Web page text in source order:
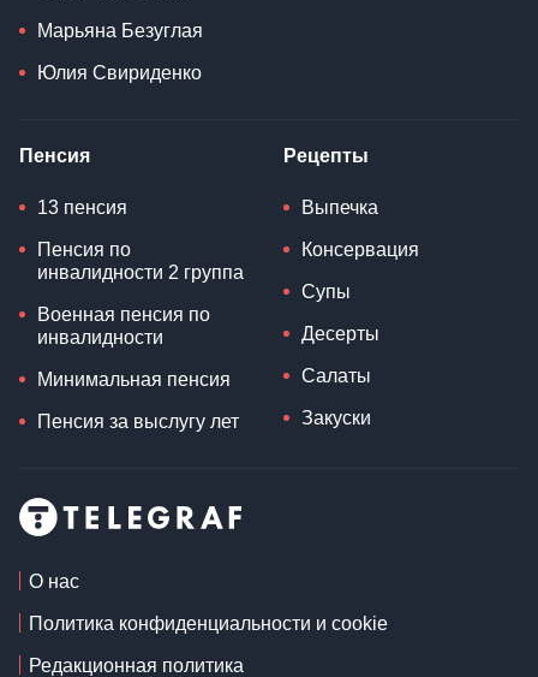
Марьяна Безуглая
Юлия Свириденко
Пенсия
13 пенсия
Пенсия по
инвалидности 2 группа
Военная пенсия по
инвалидности
Минимальная пенсия
Пенсия за выслугу лет
Рецепты
Выпечка
Консервация
Супы
Десерты
Салаты
Закуски
О нас
Политика конфиденциальности и cookie
Редакционная политика